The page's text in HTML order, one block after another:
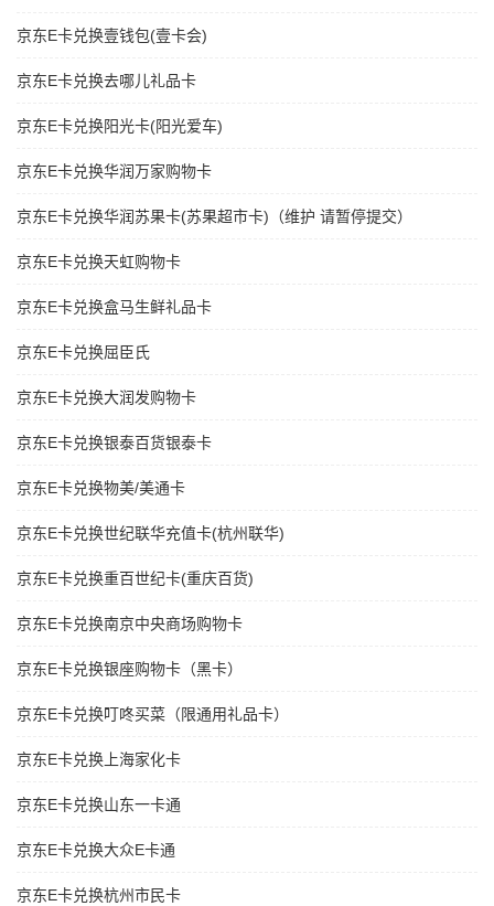
京东E卡兑换壹钱包(壹卡会)
京东E卡兑换去哪儿礼品卡
京东E卡兑换阳光卡(阳光爱车)
京东E卡兑换华润万家购物卡
京东E卡兑换华润苏果卡(苏果超市卡)（维护 请暂停提交）
京东E卡兑换天虹购物卡
京东E卡兑换盒马生鲜礼品卡
京东E卡兑换屈臣氏
京东E卡兑换大润发购物卡
京东E卡兑换银泰百货银泰卡
京东E卡兑换物美/美通卡
京东E卡兑换世纪联华充值卡(杭州联华)
京东E卡兑换重百世纪卡(重庆百货)
京东E卡兑换南京中央商场购物卡
京东E卡兑换银座购物卡（黑卡）
京东E卡兑换叮咚买菜（限通用礼品卡）
京东E卡兑换上海家化卡
京东E卡兑换山东一卡通
京东E卡兑换大众E卡通
京东E卡兑换杭州市民卡